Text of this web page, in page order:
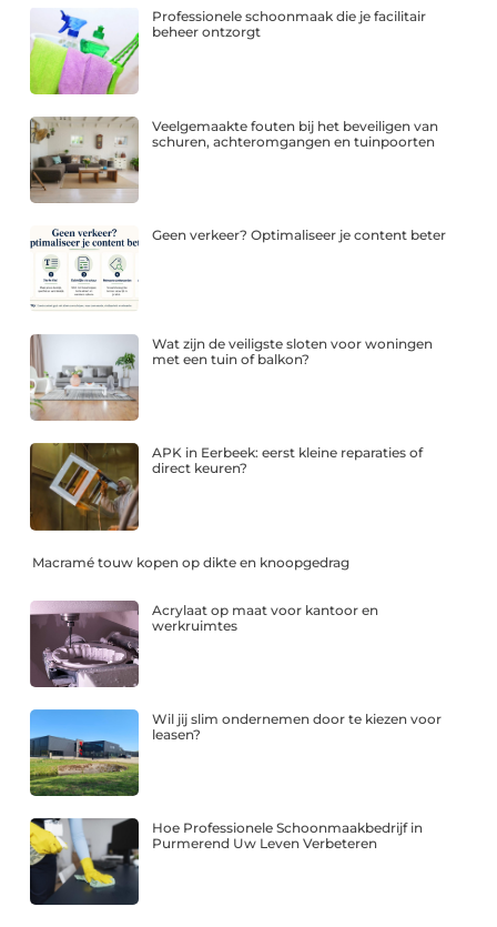
Professionele schoonmaak die je facilitair
beheer ontzorgt
Veelgemaakte fouten bij het beveiligen van
schuren, achteromgangen en tuinpoorten
Geen verkeer? Optimaliseer je content beter
Wat zijn de veiligste sloten voor woningen
met een tuin of balkon?
APK in Eerbeek: eerst kleine reparaties of
direct keuren?
Macramé touw kopen op dikte en knoopgedrag
Acrylaat op maat voor kantoor en
werkruimtes
Wil jij slim ondernemen door te kiezen voor
leasen?
Hoe Professionele Schoonmaakbedrijf in
Purmerend Uw Leven Verbeteren